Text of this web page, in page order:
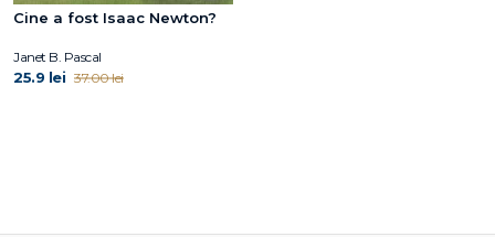
Cine a fost Isaac Newton?
Janet B. Pascal
25.9 lei 37.00 lei